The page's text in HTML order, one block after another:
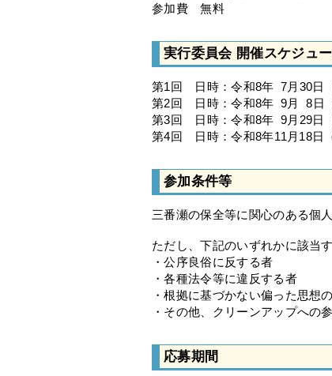
参加費 無料
実行委員会 開催スケジュ
第1回 日時：令和8年 7月30日
第2回 日時：令和8年 9月 8日
第3回 日時：令和8年 9月29日
第4回 日時：令和8年11月18日
参加条件等
三番瀬の保全等に関心のある個
ただし、下記のいずれかに該当
・公序良俗に反する者
・各種法令等に違反する者
・根拠に基づかない偏った思想
・その他、クリーンアップへの
応募期間